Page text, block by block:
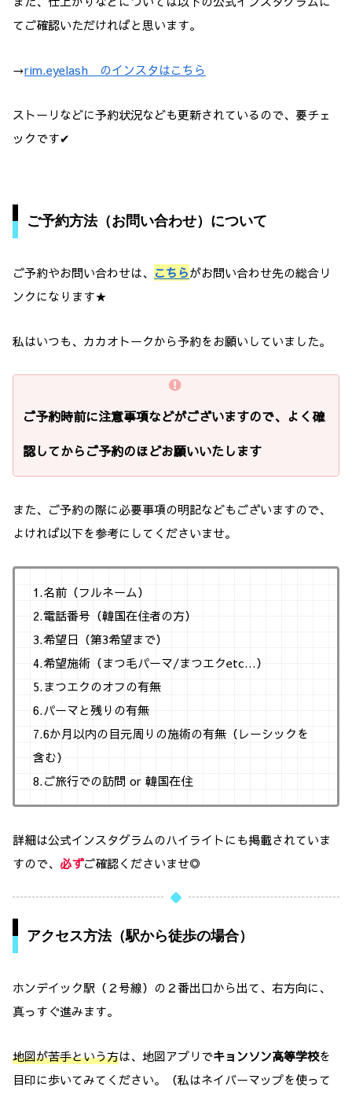
てご確認いただければと思います。
→rim.eyelash のインスタはこちら
ストーリなどに予約状況なども更新されているので、要チェ
ックです✔
ご予約方法（お問い合わせ）について
ご予約やお問い合わせは、 こちらがお問い合わせ先の総合リ
ンクになります★
私はいつも、カカオトークから予約をお願いしていました。
ご予約時前に注意事項などがございますので、よく確
認してからご予約のほどお願いいたします
また、ご予約の際に必要事項の明記などもございますので、
よければ以下を参考にしてくださいませ。
1.名前（フルネーム）
2.電話番号（韓国在住者の方）
3.希望日（第3希望まで）
4.希望施術（まつ毛パーマ/まつエクetc…）
5.まつエクのオフの有無
6.パーマと残りの有無
7.6か月以内の目元周りの施術の有無（レーシックを
含む）
8.ご旅行での訪問 or 韓国在住
詳細は公式インスタグラムのハイライトにも掲載されていま
すので、 必ずご確認くださいませ◎
アクセス方法（駅から徒歩の場合）
ホンデイック駅（２号線）の２番出口から出て、右方向に、
真っすぐ進みます。
地図が苦手という方は、地図アプリでキョンソン高等学校を
目印に歩いてみてください。（私はネイバーマップを使って